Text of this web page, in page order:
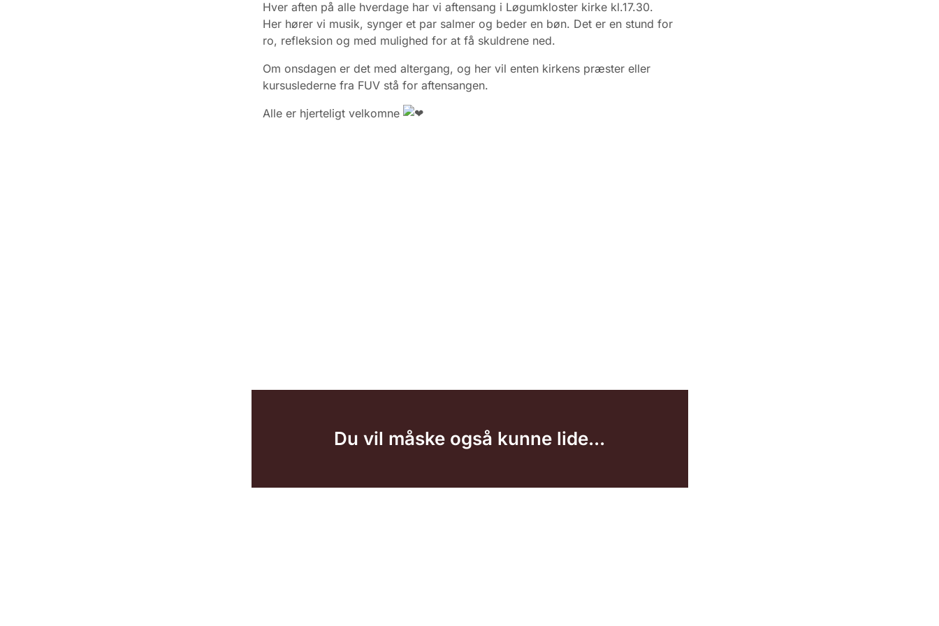
Hver aften på alle hverdage har vi aftensang i Løgumkloster kirke kl.17.30.
Her hører vi musik, synger et par salmer og beder en bøn. Det er en stund for
ro, refleksion og med mulighed for at få skuldrene ned.
Om onsdagen er det med altergang, og her vil enten kirkens præster eller
kursuslederne fra FUV stå for aftensangen.
Alle er hjerteligt velkomne
Du vil måske også kunne lide...